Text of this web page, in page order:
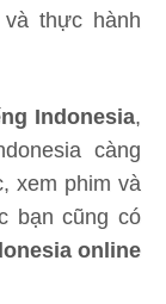
thực hành
Indonesia,
càng
xem phim và
bạn cũng có
online